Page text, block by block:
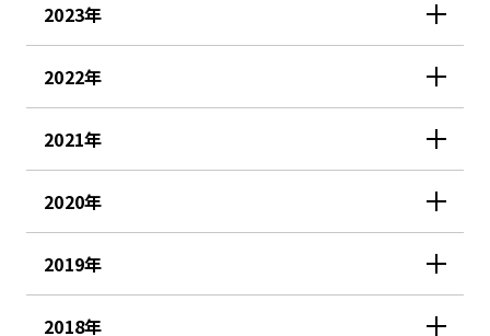
2023年
2022年
2021年
2020年
2019年
2018年